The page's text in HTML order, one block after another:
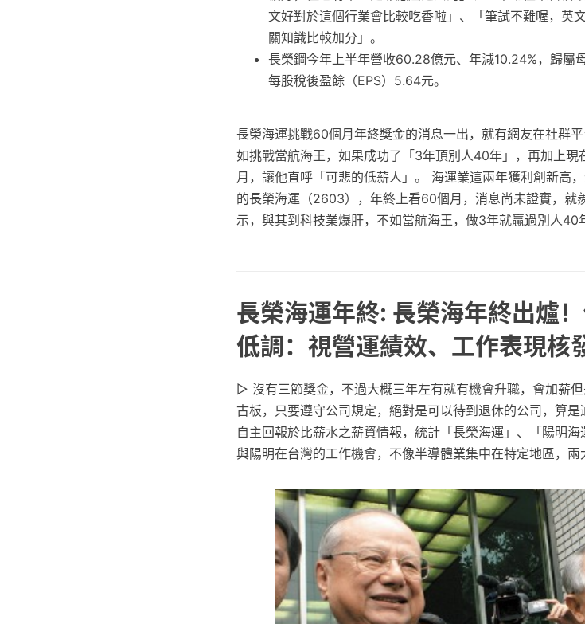
文好對於這個行業會比較吃香啦」、「筆試不難喔，英
關知識比較加分」。
長榮鋼今年上半年營收60.28億元、年減10.24%，歸屬
每股稅後盈餘（EPS）5.64元。
長榮海運挑戰60個月年終獎金的消息一出，就有網友在社群
如挑戰當航海王，如果成功了「3年頂別人40年」，再加上
月，讓他直呼「可悲的低薪人」。 海運業這兩年獲利創新高
的長榮海運（2603），年終上看60個月，消息尚未證實，就
示，與其到科技業爆肝，不如當航海王，做3年就贏過別人40
長榮海運年終: 長榮海年終出爐
低調：視營運績效、工作表現核
▷ 沒有三節獎金，不過大概三年左有就有機會升職，會加薪
古板，只要遵守公司規定，絕對是可以待到退休的公司，算
自主回報於比薪水之薪資情報，統計「長榮海運」、「陽明
與陽明在台灣的工作機會，不像半導體業集中在特定地區，兩